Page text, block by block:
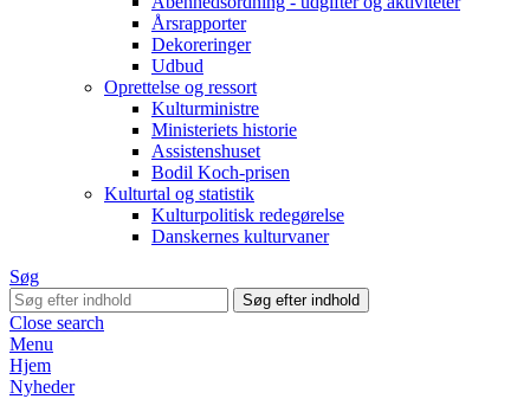
Årsrapporter
Dekoreringer
Udbud
Oprettelse og ressort
Kulturministre
Ministeriets historie
Assistenshuset
Bodil Koch-prisen
Kulturtal og statistik
Kulturpolitisk redegørelse
Danskernes kulturvaner
Søg
Close search
Menu
Hjem
Nyheder